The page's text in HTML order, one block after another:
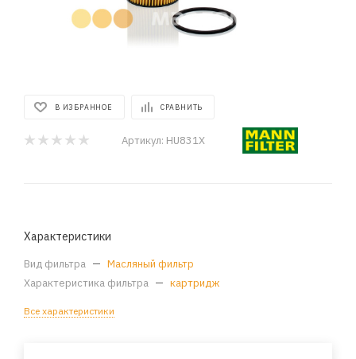
В ИЗБРАННОЕ СРАВНИТЬ
Артикул: HU831X
Характеристики
Вид фильтра — Масляный фильтр
Характеристика фильтра — картридж
Все характеристики